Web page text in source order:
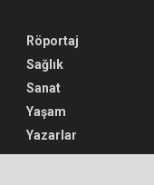
Röportaj
Sağlık
Sanat
Yaşam
Yazarlar